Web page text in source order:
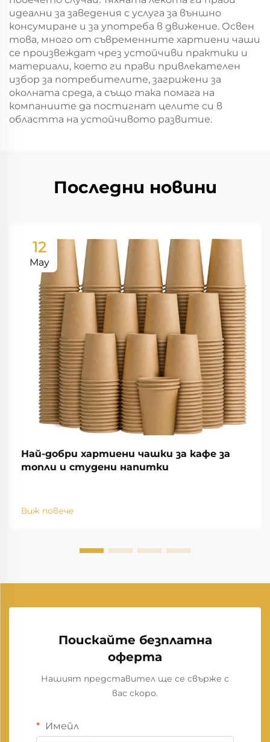
идеални за заведения с услуга за външно
консумиране и за употреба в движение. Освен
това, много от съвременните хартиени чаши
се произвеждат чрез устойчиви практики и
материали, което ги прави привлекателен
избор за потребителите, загрижени за
околната среда, а също така помага на
компаниите да постигнат целите си в
областта на устойчивото развитие.
Последни новини
12
May
Най-добри хартиени чашки за кафе за
топли и студени напитки
Виж повече
Поискайте безплатна
оферта
Нашият представител ще се свърже с
вас скоро.
Имейл